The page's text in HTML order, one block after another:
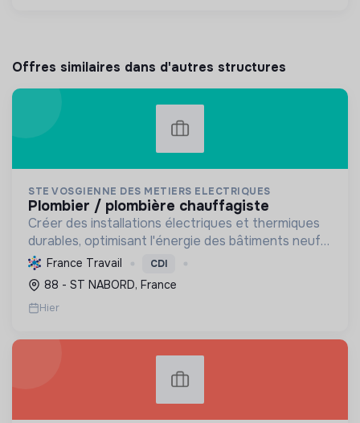
Offres similaires dans d'autres structures
STE VOSGIENNE DES METIERS ELECTRIQUES
plombier / plombière chauffagiste
Créer des installations électriques et thermiques
durables, optimisant l'énergie des bâtiments neufs
ou rénovés. Faciliter la transition écologique avec
des solutions renouvelables et la mobilité élec...
France Travail CDI
88 - ST NABORD, France
Hier